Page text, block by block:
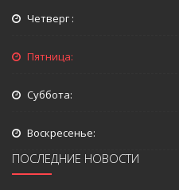
Четверг :
Пятница:
Суббота:
Воскресенье:
ПОСЛЕДНИЕ НОВОСТИ